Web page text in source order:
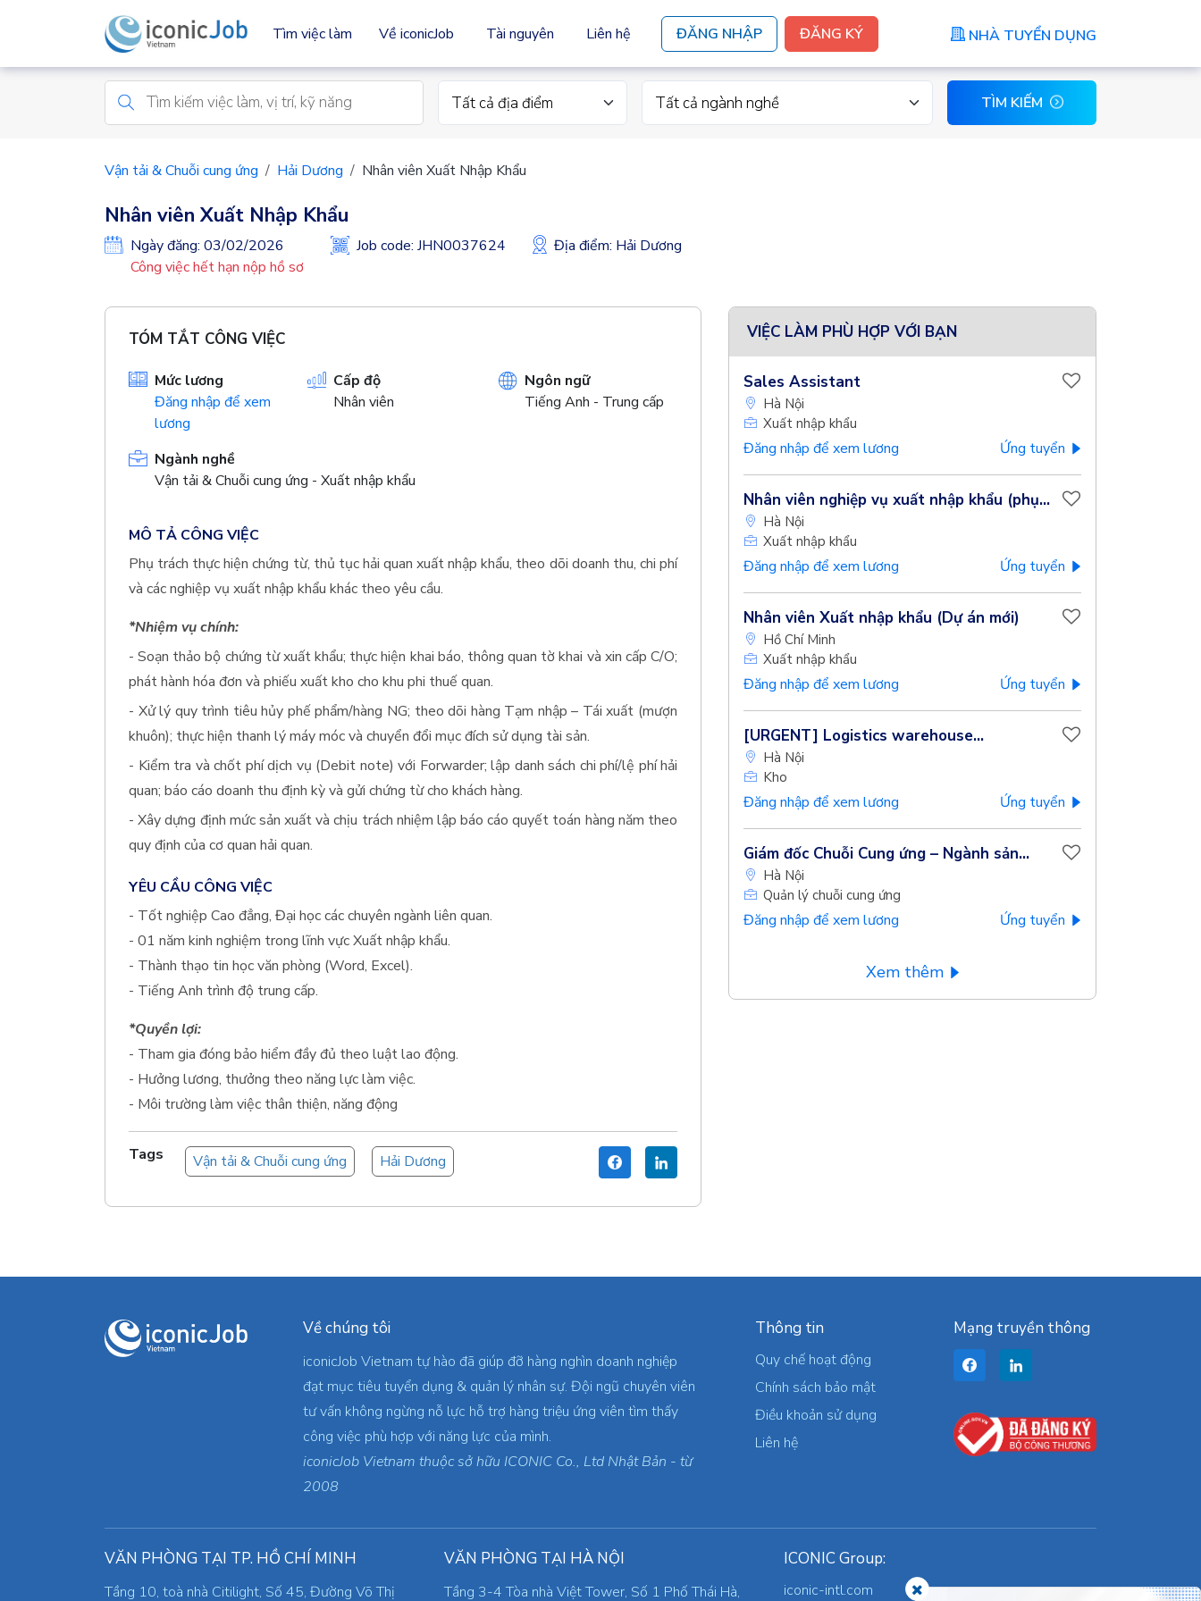
ĐĂNG NHẬP ĐĂNG KÝ NHÀ TUYỂN DỤNG
Tìm việc làm Về iconicJob Tài nguyên Liên hệ
Tất cả địa điểm Tất cả ngành nghề TÌM KIẾM
Vận tải & Chuỗi cung ứng Hải Dương Nhân viên Xuất Nhập Khẩu
Nhân viên Xuất Nhập Khẩu
Ngày đăng: 03/02/2026
Công việc hết hạn nộp hồ sơ
Job code: JHN0037624 Địa điểm: Hải Dương
TÓM TẮT CÔNG VIỆC
Mức lương
Đăng nhập để xem
lương
Cấp độ
Nhân viên
Ngôn ngữ
Tiếng Anh - Trung cấp
Ngành nghề
Vận tải & Chuỗi cung ứng - Xuất nhập khẩu
MÔ TẢ CÔNG VIỆC
Phụ trách thực hiện chứng từ, thủ tục hải quan xuất nhập khẩu, theo dõi doanh thu, chi phí
và các nghiệp vụ xuất nhập khẩu khác theo yêu cầu.
*Nhiệm vụ chính:
- Soạn thảo bộ chứng từ xuất khẩu; thực hiện khai báo, thông quan tờ khai và xin cấp C/O;
phát hành hóa đơn và phiếu xuất kho cho khu phi thuế quan.
- Xử lý quy trình tiêu hủy phế phẩm/hàng NG; theo dõi hàng Tạm nhập – Tái xuất (mượn
khuôn); thực hiện thanh lý máy móc và chuyển đổi mục đích sử dụng tài sản.
- Kiểm tra và chốt phí dịch vụ (Debit note) với Forwarder; lập danh sách chi phí/lệ phí hải
quan; báo cáo doanh thu định kỳ và gửi chứng từ cho khách hàng.
- Xây dựng định mức sản xuất và chịu trách nhiệm lập báo cáo quyết toán hàng năm theo
quy định của cơ quan hải quan.
YÊU CẦU CÔNG VIỆC
- Tốt nghiệp Cao đẳng, Đại học các chuyên ngành liên quan.
- 01 năm kinh nghiệm trong lĩnh vực Xuất nhập khẩu.
- Thành thạo tin học văn phòng (Word, Excel).
- Tiếng Anh trình độ trung cấp.
*Quyền lợi:
- Tham gia đóng bảo hiểm đầy đủ theo luật lao động.
- Hưởng lương, thưởng theo năng lực làm việc.
- Môi trường làm việc thân thiện, năng động
Tags Vận tải & Chuỗi cung ứng Hải Dương
VIỆC LÀM PHÙ HỢP VỚI BẠN
Sales Assistant
Hà Nội
Xuất nhập khẩu
Đăng nhập để xem lương Ứng tuyển
Nhân viên nghiệp vụ xuất nhập khẩu (phụ...
Hà Nội
Xuất nhập khẩu
Đăng nhập để xem lương Ứng tuyển
Nhân viên Xuất nhập khẩu (Dự án mới)
Hồ Chí Minh
Xuất nhập khẩu
Đăng nhập để xem lương Ứng tuyển
[URGENT] Logistics warehouse...
Hà Nội
Kho
Đăng nhập để xem lương Ứng tuyển
Giám đốc Chuỗi Cung ứng – Ngành sản...
Hà Nội
Quản lý chuỗi cung ứng
Đăng nhập để xem lương Ứng tuyển
Xem thêm
Về chúng tôi
iconicJob Vietnam tự hào đã giúp đỡ hàng nghìn doanh nghiệp
đạt mục tiêu tuyển dụng & quản lý nhân sự. Đội ngũ chuyên viên
tư vấn không ngừng nỗ lực hỗ trợ hàng triệu ứng viên tìm thấy
công việc phù hợp với năng lực của mình.
iconicJob Vietnam thuộc sở hữu ICONIC Co., Ltd Nhật Bản - từ
2008
Thông tin
Quy chế hoạt động
Chính sách bảo mật
Điều khoản sử dụng
Liên hệ
Mạng truyền thông
VĂN PHÒNG TẠI TP. HỒ CHÍ MINH
Tầng 10, toà nhà Citilight, Số 45, Đường Võ Thị
VĂN PHÒNG TẠI HÀ NỘI
Tầng 3-4 Tòa nhà Việt Tower, Số 1 Phố Thái Hà,
ICONIC Group:
iconic-intl.com